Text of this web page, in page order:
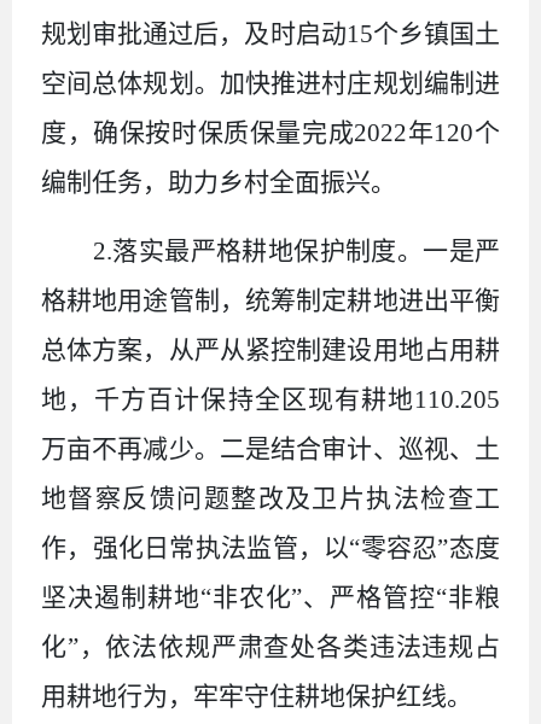
规划审批通过后，及时启动15个乡镇国土
空间总体规划。加快推进村庄规划编制进
度，确保按时保质保量完成2022年120个
编制任务，助力乡村全面振兴。
2.落实最严格耕地保护制度。一是严
格耕地用途管制，统筹制定耕地进出平衡
总体方案，从严从紧控制建设用地占用耕
地，千方百计保持全区现有耕地110.205
万亩不再减少。二是结合审计、巡视、土
地督察反馈问题整改及卫片执法检查工
作，强化日常执法监管，以“零容忍”态度
坚决遏制耕地“非农化”、严格管控“非粮
化”，依法依规严肃查处各类违法违规占
用耕地行为，牢牢守住耕地保护红线。